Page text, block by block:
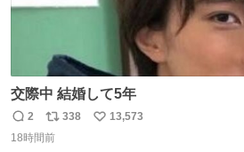
交際中 結婚して5年
返
信
2
リ
ポ
338
い
13,573
18時間前